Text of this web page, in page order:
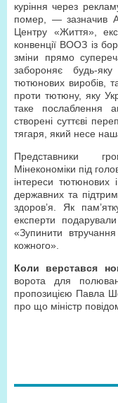
куріння через
помер, — зазначив
Центру «Життя»,
конвенції ВООЗ із
зміни прямо
забороняє будь-
тютюнових виробів,
проти тютюну, яку
таке послаблення
створені суттєві
тягаря, який несе
Представники
Мінекономіки під
інтереси тютюнових
державних та
здоров’я. Як
експерти
«Зупинити
кожного».
Коли верстався
ворота для
пропозицією Павла
про що міністр